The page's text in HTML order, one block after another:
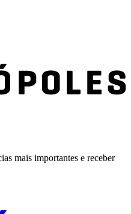
mais importantes e receber